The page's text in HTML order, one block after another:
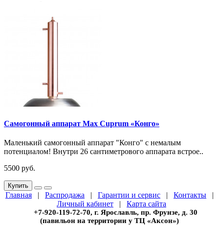
Самогонный аппарат Max Cuprum «Конго»
Маленький самогонный аппарат "Конго" с немалым
потенциалом! Внутри 26 сантиметрового аппарата встрое..
5500 руб.
Купить
Главная | Распродажа | Гарантии и сервис | Контакты |
Личный кабинет | Карта сайта
+7-920-119-72-70, г. Ярославль, пр. Фрунзе, д. 30
(павильон на территории у ТЦ «Аксон»)